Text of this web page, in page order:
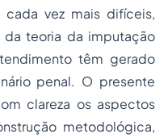
vez mais difíceis,
da teoria da imputação
têm gerado
penal. O presente
clareza os aspectos
metodológica,